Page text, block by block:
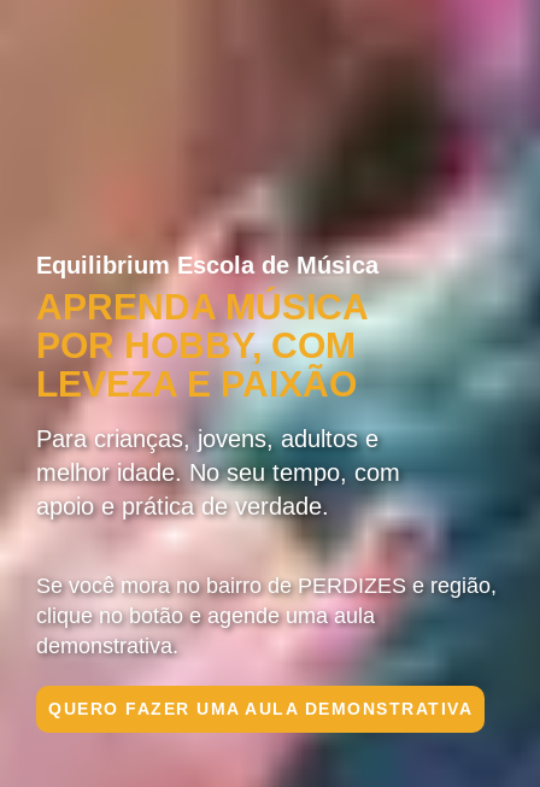
Equilibrium Escola de Música
APRENDA MÚSICA
POR HOBBY, COM
LEVEZA E PAIXÃO
Para crianças, jovens, adultos e
melhor idade. No seu tempo, com
apoio e prática de verdade.
Se você mora no bairro de PERDIZES e região,
clique no botão e agende uma aula
demonstrativa.
QUERO FAZER UMA AULA DEMONSTRATIVA